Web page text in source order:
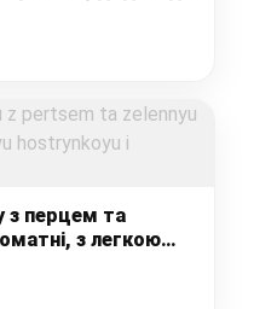
як салат чи в
з перцем та
з легкою